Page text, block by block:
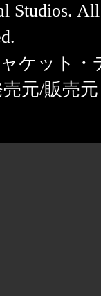
Studios.
ケット
元/販売